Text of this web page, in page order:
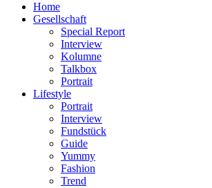
Home
Gesellschaft
Special Report
Interview
Kolumne
Talkbox
Portrait
Lifestyle
Portrait
Interview
Fundstück
Guide
Yummy
Fashion
Trend